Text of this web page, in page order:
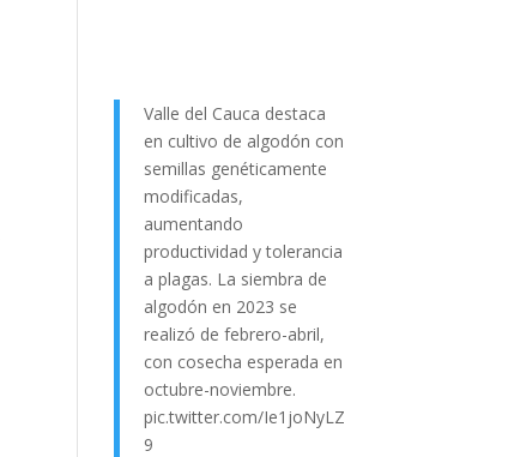
Valle del Cauca destaca
en cultivo de algodón con
semillas genéticamente
modificadas,
aumentando
productividad y tolerancia
a plagas. La siembra de
algodón en 2023 se
realizó de febrero-abril,
con cosecha esperada en
octubre-noviembre.
pic.twitter.com/Ie1joNyLZ
9